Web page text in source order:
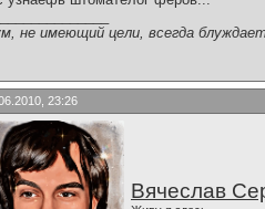
не имеющий цели, всегда
23:26
Вячеслав